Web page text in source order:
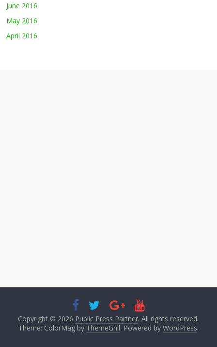
June 2016
May 2016
April 2016
Copyright © 2026 Public Press Partner. All rights reserved.
Theme: ColorMag by ThemeGrill. Powered by WordPress.